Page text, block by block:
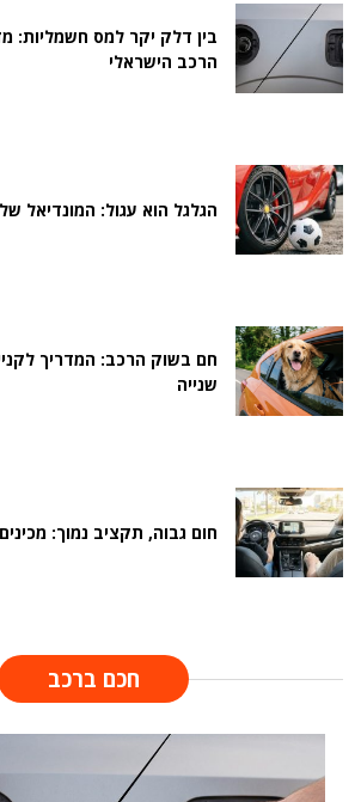
בין דלק יקר למס חשמליות:
הרכב הישראלי
הגלגל הוא עגול: המונדיאל
חם בשוק הרכב: המדריך
שנייה
חום גבוה, תקציב נמוך:
חכם ברכב